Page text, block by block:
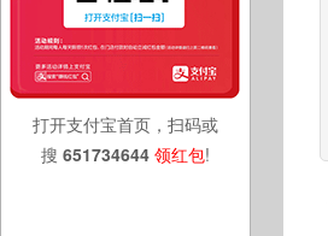
打开支付宝首页，扫码或
搜 651734644 领红包!